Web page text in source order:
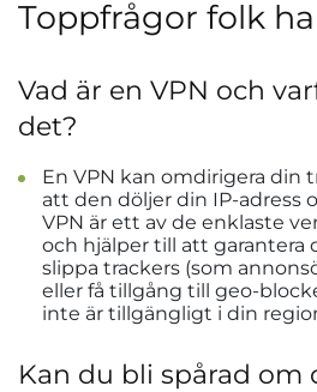
Toppfrågor folk
Vad är en VPN och
det?
En VPN kan omdirigera din
att den döljer din IP-adress
VPN är ett av de enklaste
och hjälper till att
slippa trackers (som
eller få tillgång till geo-
inte är tillgängligt i din
Kan du bli spårad om